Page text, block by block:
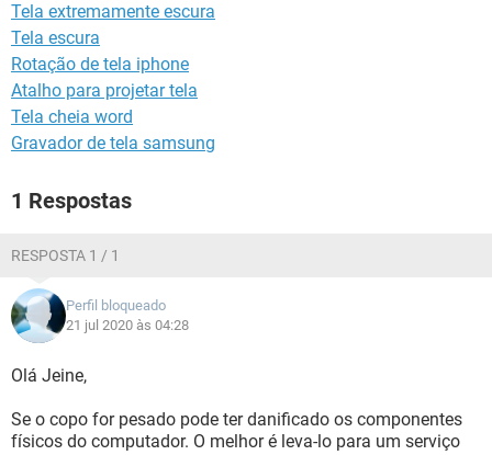
Tela extremamente escura
Tela escura
Rotação de tela iphone
Atalho para projetar tela
Tela cheia word
Gravador de tela samsung
1 Respostas
RESPOSTA 1 / 1
Perfil bloqueado
21 jul 2020 às 04:28
Olá Jeine,
Se o copo for pesado pode ter danificado os componentes
físicos do computador. O melhor é leva-lo para um serviço